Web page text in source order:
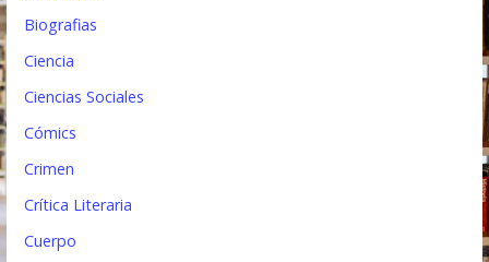
Biografias
Ciencia
Ciencias Sociales
Cómics
Crimen
Crítica Literaria
Cuerpo